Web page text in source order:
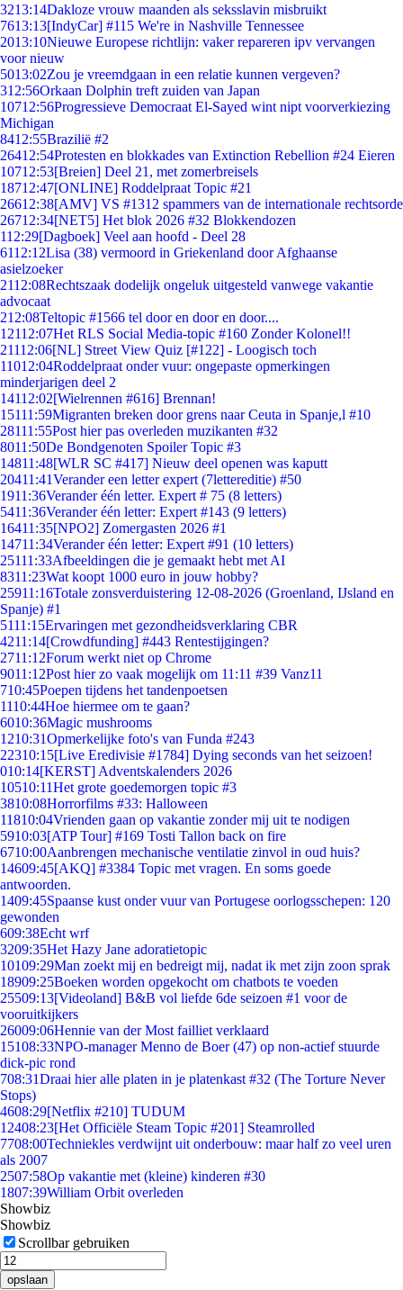
3213:14Dakloze vrouw maanden als seksslavin misbruikt
7613:13[IndyCar] #115 We're in Nashville Tennessee
2013:10Nieuwe Europese richtlijn: vaker repareren ipv vervangen
voor nieuw
5013:02Zou je vreemdgaan in een relatie kunnen vergeven?
312:56Orkaan Dolphin treft zuiden van Japan
10712:56Progressieve Democraat El-Sayed wint nipt voorverkiezing
Michigan
8412:55Brazilië #2
26412:54Protesten en blokkades van Extinction Rebellion #24 Eieren
10712:53[Breien] Deel 21, met zomerbreisels
18712:47[ONLINE] Roddelpraat Topic #21
26612:38[AMV] VS #1312 spammers van de internationale rechtsorde
26712:34[NET5] Het blok 2026 #32 Blokkendozen
112:29[Dagboek] Veel aan hoofd - Deel 28
6112:12Lisa (38) vermoord in Griekenland door Afghaanse
asielzoeker
2112:08Rechtszaak dodelijk ongeluk uitgesteld vanwege vakantie
advocaat
212:08Teltopic #1566 tel door en door en door....
12112:07Het RLS Social Media-topic #160 Zonder Kolonel!!
21112:06[NL] Street View Quiz [#122] - Loogisch toch
11012:04Roddelpraat onder vuur: ongepaste opmerkingen
minderjarigen deel 2
14112:02[Wielrennen #616] Brennan!
15111:59Migranten breken door grens naar Ceuta in Spanje,l #10
28111:55Post hier pas overleden muzikanten #32
8011:50De Bondgenoten Spoiler Topic #3
14811:48[WLR SC #417] Nieuw deel openen was kaputt
20411:41Verander een letter expert (7lettereditie) #50
1911:36Verander één letter. Expert # 75 (8 letters)
5411:36Verander één letter: Expert #143 (9 letters)
16411:35[NPO2] Zomergasten 2026 #1
14711:34Verander één letter: Expert #91 (10 letters)
25111:33Afbeeldingen die je gemaakt hebt met AI
8311:23Wat koopt 1000 euro in jouw hobby?
25911:16Totale zonsverduistering 12-08-2026 (Groenland, IJsland en
Spanje) #1
5111:15Ervaringen met gezondheidsverklaring CBR
4211:14[Crowdfunding] #443 Rentestijgingen?
2711:12Forum werkt niet op Chrome
9011:12Post hier zo vaak mogelijk om 11:11 #39 Vanz11
710:45Poepen tijdens het tandenpoetsen
1110:44Hoe hiermee om te gaan?
6010:36Magic mushrooms
1210:31Opmerkelijke foto's van Funda #243
22310:15[Live Eredivisie #1784] Dying seconds van het seizoen!
010:14[KERST] Adventskalenders 2026
10510:11Het grote goedemorgen topic #3
3810:08Horrorfilms #33: Halloween
11810:04Vrienden gaan op vakantie zonder mij uit te nodigen
5910:03[ATP Tour] #169 Tosti Tallon back on fire
6710:00Aanbrengen mechanische ventilatie zinvol in oud huis?
14609:45[AKQ] #3384 Topic met vragen. En soms goede
antwoorden.
1409:45Spaanse kust onder vuur van Portugese oorlogsschepen: 120
gewonden
609:38Echt wrf
3209:35Het Hazy Jane adoratietopic
10109:29Man zoekt mij en bedreigt mij, nadat ik met zijn zoon sprak
18909:25Boeken worden opgekocht om chatbots te voeden
25509:13[Videoland] B&B vol liefde 6de seizoen #1 voor de
vooruitkijkers
26009:06Hennie van der Most failliet verklaard
15108:33NPO-manager Menno de Boer (47) op non-actief stuurde
dick-pic rond
708:31Draai hier alle platen in je platenkast #32 (The Torture Never
Stops)
4608:29[Netflix #210] TUDUM
12408:23[Het Officiële Steam Topic #201] Steamrolled
7708:00Techniekles verdwijnt uit onderbouw: maar half zo veel uren
als 2007
2507:58Op vakantie met (kleine) kinderen #30
1807:39William Orbit overleden
Showbiz
Showbiz
Scrollbar gebruiken
opslaan